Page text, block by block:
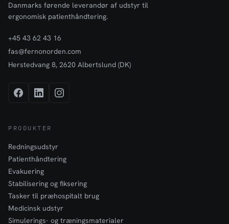
Danmarks førende leverandør af udstyr til
ergonomisk patienthåndtering.
+45 43 62 43 16
fas@fernonorden.com
Herstedvang 8, 2620 Albertslund (DK)
PRODUKTER
Redningsudstyr
Patienthåndtering
Evakuering
Stabilisering og fiksering
Tasker til præhospitalt brug
Medicinsk udstyr
Simulerings- og træningsmaterialer